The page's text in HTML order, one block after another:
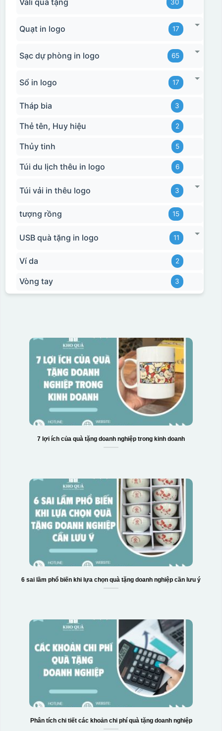
30
Quạt in logo 17
Sạc dự phòng in logo 65
Sổ in logo 17
Tháp bia 3
Thẻ tên, Huy hiệu 2
Thủy tinh 5
Túi du lịch thêu in logo 6
Túi vải in thêu logo 3
tượng rồng 15
USB quà tặng in logo 11
Ví da 2
Vòng tay 3
7 lợi ích của quà tặng doanh nghiệp trong kinh doanh
6 sai lầm phổ biến khi lựa chọn quà tặng doanh nghiệp cần lưu ý
Phân tích chi tiết các khoản chi phí quà tặng doanh nghiệp